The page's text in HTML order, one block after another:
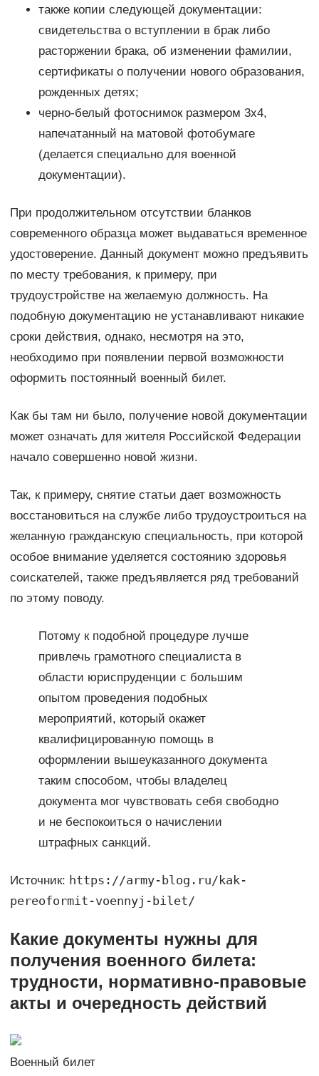
также копии следующей документации:
свидетельства о вступлении в брак либо
расторжении брака, об изменении фамилии,
сертификаты о получении нового образования,
рожденных детях;
черно-белый фотоснимок размером 3х4,
напечатанный на матовой фотобумаге
(делается специально для военной
документации).
При продолжительном отсутствии бланков
современного образца может выдаваться временное
удостоверение. Данный документ можно предъявить
по месту требования, к примеру, при
трудоустройстве на желаемую должность. На
подобную документацию не устанавливают никакие
сроки действия, однако, несмотря на это,
необходимо при появлении первой возможности
оформить постоянный военный билет.
Как бы там ни было, получение новой документации
может означать для жителя Российской Федерации
начало совершенно новой жизни.
Так, к примеру, снятие статьи дает возможность
восстановиться на службе либо трудоустроиться на
желанную гражданскую специальность, при которой
особое внимание уделяется состоянию здоровья
соискателей, также предъявляется ряд требований
по этому поводу.
Потому к подобной процедуре лучше
привлечь грамотного специалиста в
области юриспруденции с большим
опытом проведения подобных
мероприятий, который окажет
квалифицированную помощь в
оформлении вышеуказанного документа
таким способом, чтобы владелец
документа мог чувствовать себя свободно
и не беспокоиться о начислении
штрафных санкций.
Источник: https://army-blog.ru/kak-
pereoformit-voennyj-bilet/
Какие документы нужны для
получения военного билета:
трудности, нормативно-правовые
акты и очередность действий
Военный билет